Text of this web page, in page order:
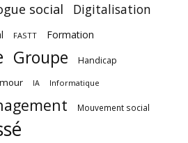
social Digitalisation
FASTT Formation
Groupe Handicap
IA Informatique
Mouvement social